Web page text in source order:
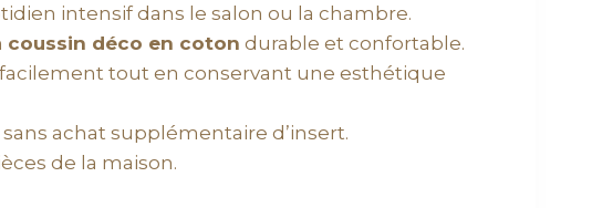
intensif dans le salon ou la chambre.
coussin déco en coton durable et confortable.
tout en conservant une esthétique
achat supplémentaire d’insert.
de la maison.